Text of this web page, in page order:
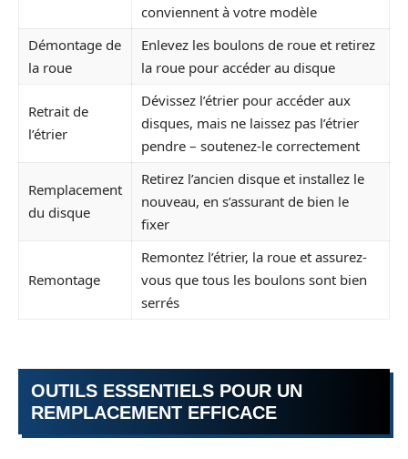
conviennent à votre modèle
Démontage de
la roue
Enlevez les boulons de roue et retirez
la roue pour accéder au disque
Retrait de
l’étrier
Dévissez l’étrier pour accéder aux
disques, mais ne laissez pas l’étrier
pendre – soutenez-le correctement
Remplacement
du disque
Retirez l’ancien disque et installez le
nouveau, en s’assurant de bien le
fixer
Remontage
Remontez l’étrier, la roue et assurez-
vous que tous les boulons sont bien
serrés
OUTILS ESSENTIELS POUR UN
REMPLACEMENT EFFICACE